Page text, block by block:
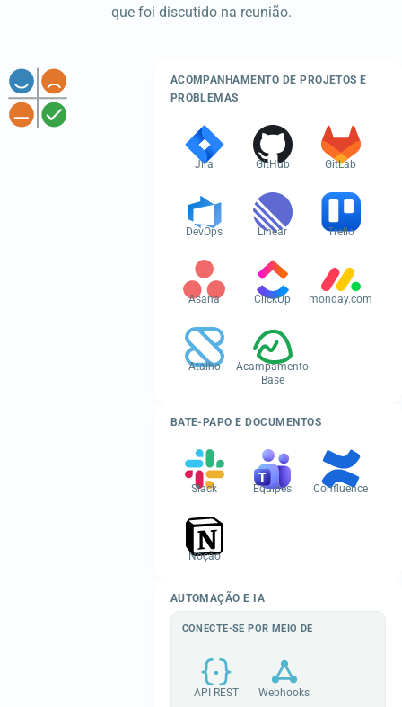
que foi discutido na reunião.
ACOMPANHAMENTO DE PROJETOS E
PROBLEMAS
Jira GitHub GitLab
DevOps Linear Trello
Asana ClickUp monday.com
Atalho
Acampamento
Base
BATE-PAPO E DOCUMENTOS
Slack Equipes Confluence
Noção
AUTOMAÇÃO E IA
CONECTE-SE POR MEIO DE
API REST Webhooks